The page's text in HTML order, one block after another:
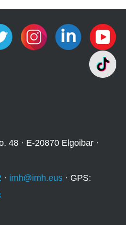
48 · E-20870 Elgoibar ·
· imh@imh.eus · GPS: